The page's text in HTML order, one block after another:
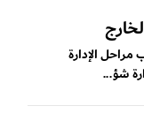
الإدارة
شؤ...